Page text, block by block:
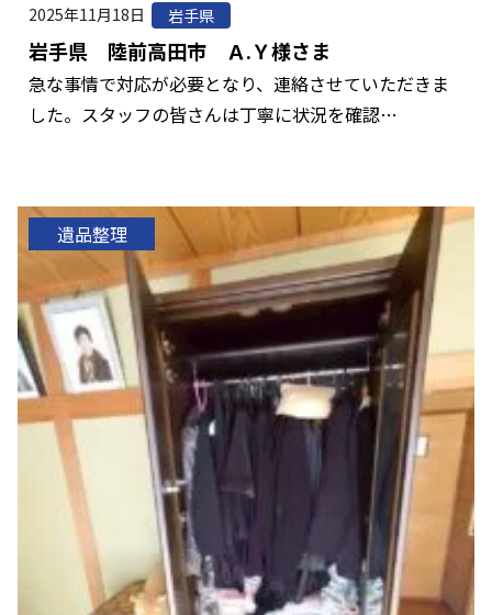
2025年11月18日 岩手県
岩手県 陸前高田市 Ａ.Ｙ様さま
急な事情で対応が必要となり、連絡させていただきま
した。スタッフの皆さんは丁寧に状況を確認…
遺品整理